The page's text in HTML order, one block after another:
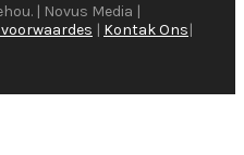
| Novus Media |
| Kontak Ons|